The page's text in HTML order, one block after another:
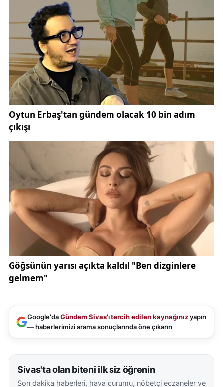
Google'daGündem Sivas'ıtercih edilen kaynağınızyapın
— haberlerimizi arama sonuçlarında öne çıkarın
Sivas'ta olan biteni ilk siz öğrenin
Son dakika haberleri, hava durumu, nöbetçi eczaneler ve